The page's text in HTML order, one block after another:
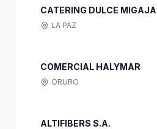
CATERING DULCE MIGAJA
LA PAZ
COMERCIAL HALYMAR
ORURO
ALTIFIBERS S.A.